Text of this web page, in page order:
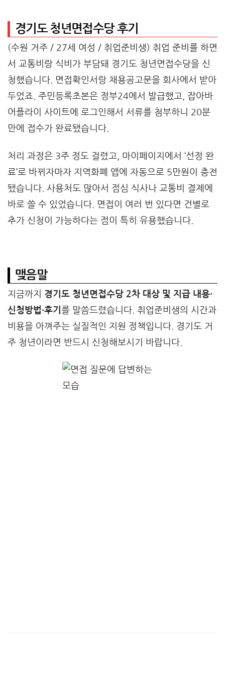
경기도 청년면접수당 후기
(수원 거주 / 27세 여성 / 취업준비생) 취업 준비를 하면
서 교통비랑 식비가 부담돼 경기도 청년면접수당을 신
청했습니다. 면접확인서랑 채용공고문을 회사에서 받아
두었죠. 주민등록초본은 정부24에서 발급했고, 잡아바
어플라이 사이트에 로그인해서 서류를 첨부하니 20분
만에 접수가 완료됐습니다.
처리 과정은 3주 정도 걸렸고, 마이페이지에서 ‘선정 완
료’로 바뀌자마자 지역화폐 앱에 자동으로 5만원이 충전
됐습니다. 사용처도 많아서 점심 식사나 교통비 결제에
바로 쓸 수 있었습니다. 면접이 여러 번 있다면 건별로
추가 신청이 가능하다는 점이 특히 유용했습니다.
맺음말
지금까지 경기도 청년면접수당 2차 대상 및 지급 내용·
신청방법·후기 를 말씀드렸습니다. 취업준비생의 시간과
비용을 아껴주는 실질적인 지원 정책입니다. 경기도 거
주 청년이라면 반드시 신청해보시기 바랍니다.